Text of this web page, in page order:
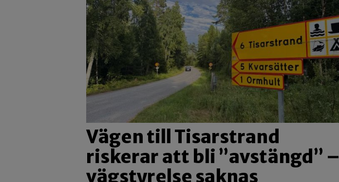
Vägen till Tisarstrand
riskerar att bli ”avstängd” –
vägstyrelse saknas